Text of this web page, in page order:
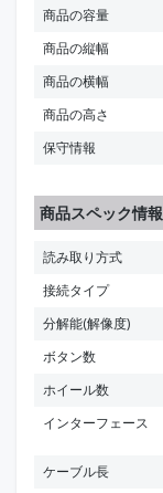
商品の容量
商品の縦幅
商品の横幅
商品の高さ
保守情報
商品スペック情報
読み取り方式
接続タイプ
分解能(解像度)
ボタン数
ホイール数
インターフェース
ケーブル長